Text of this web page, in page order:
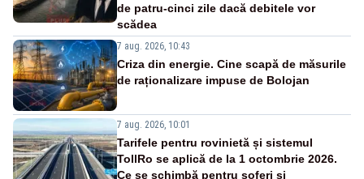
de patru-cinci zile dacă debitele vor
scădea
7 aug. 2026, 10:43
Criza din energie. Cine scapă de măsurile
de raționalizare impuse de Bolojan
7 aug. 2026, 10:01
Tarifele pentru rovinietă și sistemul
TollRo se aplică de la 1 octombrie 2026.
Ce se schimbă pentru șoferi și